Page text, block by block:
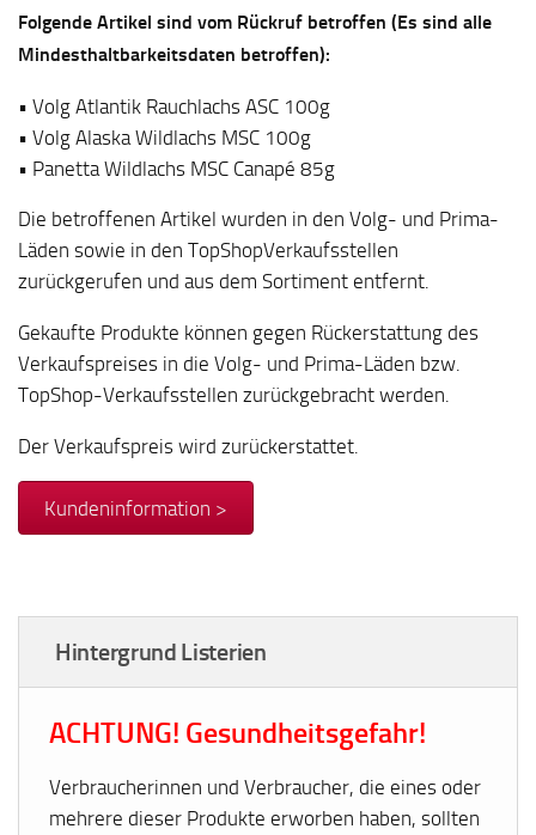
Folgende Artikel sind vom Rückruf betroffen (Es sind alle
Mindesthaltbarkeitsdaten betroffen):
• Volg Atlantik Rauchlachs ASC 100g
• Volg Alaska Wildlachs MSC 100g
• Panetta Wildlachs MSC Canapé 85g
Die betroffenen Artikel wurden in den Volg- und Prima-
Läden sowie in den TopShopVerkaufsstellen
zurückgerufen und aus dem Sortiment entfernt.
Gekaufte Produkte können gegen Rückerstattung des
Verkaufspreises in die Volg- und Prima-Läden bzw.
TopShop-Verkaufsstellen zurückgebracht werden.
Der Verkaufspreis wird zurückerstattet.
Kundeninformation >
Hintergrund Listerien
ACHTUNG! Gesundheitsgefahr!
Verbraucherinnen und Verbraucher, die eines oder
mehrere dieser Produkte erworben haben, sollten